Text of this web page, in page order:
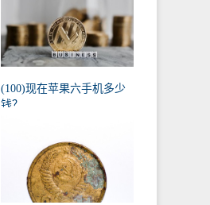
(100)现在苹果六手机多少
钱？